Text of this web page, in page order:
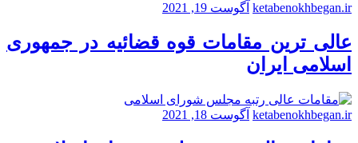
ketabenokhbegan.ir آگوست 19, 2021
عالی ترین مقامات قوه قضائیه در جمهوری
اسلامی ایران
ketabenokhbegan.ir آگوست 18, 2021